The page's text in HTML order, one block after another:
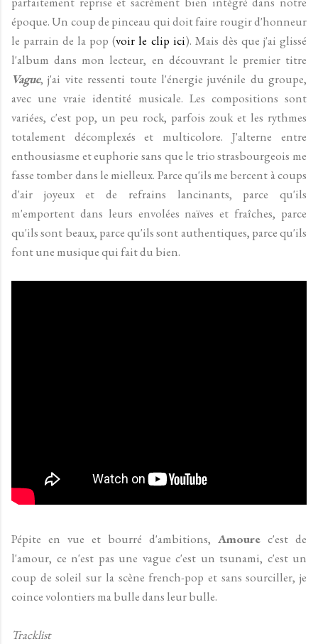
époque. Un coup de pinceau qui doit faire rougir d'honneur
le parrain de la pop (voir le clip ici). Mais dès que j'ai glissé
l'album dans mon lecteur, en découvrant le premier titre
Vague, j'ai vite ressenti toute l'énergie juvénile du groupe,
avec une vraie identité musicale. Les compositions sont
variées, c'est pop, un peu rock, parfois zouk et les rythmes
totalement décomplexés et multicolore. J'alterne entre
enthousiasme et euphorie sans que le trio strasbourgeois me
fasse tomber dans le mielleux. Parce qu'ils me bercent à coups
d'air joyeux et de refrains lancinants, parce qu'ils
m'emportent dans leurs envolées naïves et fraîches, parce
qu'ils sont beaux, parce qu'ils sont authentiques, parce qu'ils
font une musique qui fait du bien.
Pépite en vue et bourré d'ambitions, Amoure c'est de
l'amour, ce n'est pas une vague c'est un tsunami, c'est un
coup de soleil sur la scène french-pop et sans sourciller, je
coince volontiers ma bulle dans leur bulle.
Tracklist